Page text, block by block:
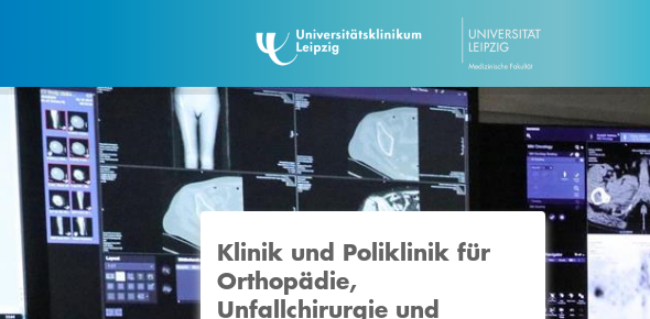
Klinik und Poliklinik für
Orthopädie,
Unfallchirurgie und